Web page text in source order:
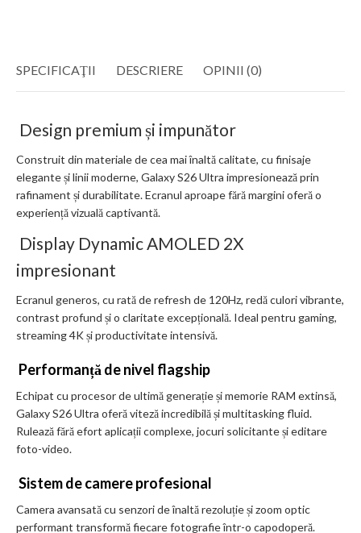
SPECIFICAŢII DESCRIERE OPINII (0)
Design premium și impunător
Construit din materiale de cea mai înaltă calitate, cu finisaje
elegante și linii moderne, Galaxy S26 Ultra impresionează prin
rafinament și durabilitate. Ecranul aproape fără margini oferă o
experiență vizuală captivantă.
Display Dynamic AMOLED 2X
impresionant
Ecranul generos, cu rată de refresh de 120Hz, redă culori vibrante,
contrast profund și o claritate excepțională. Ideal pentru gaming,
streaming 4K și productivitate intensivă.
Performanță de nivel flagship
Echipat cu procesor de ultimă generație și memorie RAM extinsă,
Galaxy S26 Ultra oferă viteză incredibilă și multitasking fluid.
Rulează fără efort aplicații complexe, jocuri solicitante și editare
foto-video.
Sistem de camere profesional
Camera avansată cu senzori de înaltă rezoluție și zoom optic
performant transformă fiecare fotografie într-o capodoperă.